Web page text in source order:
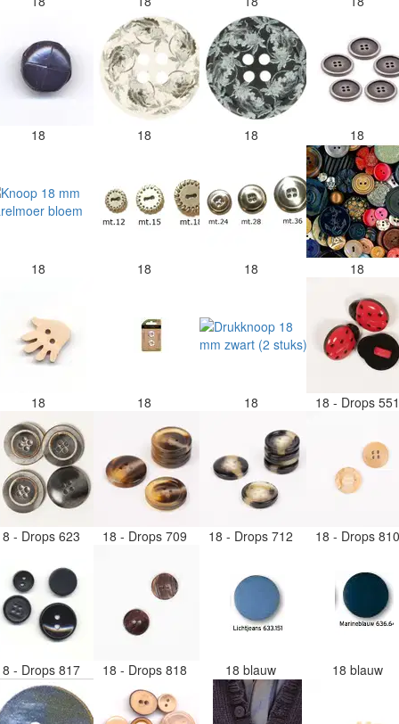
18 18 18 18
18 18 18 18
18 18 18 18 - Drops
- Drops 623 18 - Drops 709 18 - Drops 712 18 - Drops
- Drops 817 18 - Drops 818 18 blauw 18 blauw